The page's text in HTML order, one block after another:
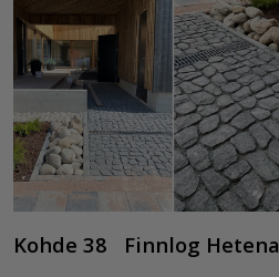
Kohde 38 Finnlog Hetena